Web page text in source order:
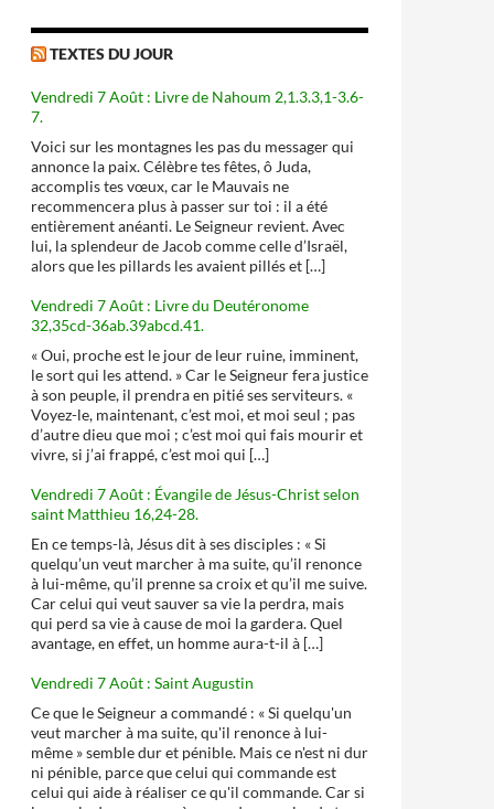
TEXTES DU JOUR
Vendredi 7 Août : Livre de Nahoum 2,1.3.3,1-3.6-
7.
Voici sur les montagnes les pas du messager qui
annonce la paix. Célèbre tes fêtes, ô Juda,
accomplis tes vœux, car le Mauvais ne
recommencera plus à passer sur toi : il a été
entièrement anéanti. Le Seigneur revient. Avec
lui, la splendeur de Jacob comme celle d’Israël,
alors que les pillards les avaient pillés et […]
Vendredi 7 Août : Livre du Deutéronome
32,35cd-36ab.39abcd.41.
« Oui, proche est le jour de leur ruine, imminent,
le sort qui les attend. » Car le Seigneur fera justice
à son peuple, il prendra en pitié ses serviteurs. «
Voyez-le, maintenant, c’est moi, et moi seul ; pas
d’autre dieu que moi ; c’est moi qui fais mourir et
vivre, si j’ai frappé, c’est moi qui […]
Vendredi 7 Août : Évangile de Jésus-Christ selon
saint Matthieu 16,24-28.
En ce temps-là, Jésus dit à ses disciples : « Si
quelqu’un veut marcher à ma suite, qu’il renonce
à lui-même, qu’il prenne sa croix et qu’il me suive.
Car celui qui veut sauver sa vie la perdra, mais
qui perd sa vie à cause de moi la gardera. Quel
avantage, en effet, un homme aura-t-il à […]
Vendredi 7 Août : Saint Augustin
Ce que le Seigneur a commandé : « Si quelqu'un
veut marcher à ma suite, qu'il renonce à lui-
même » semble dur et pénible. Mais ce n'est ni dur
ni pénible, parce que celui qui commande est
celui qui aide à réaliser ce qu'il commande. Car si